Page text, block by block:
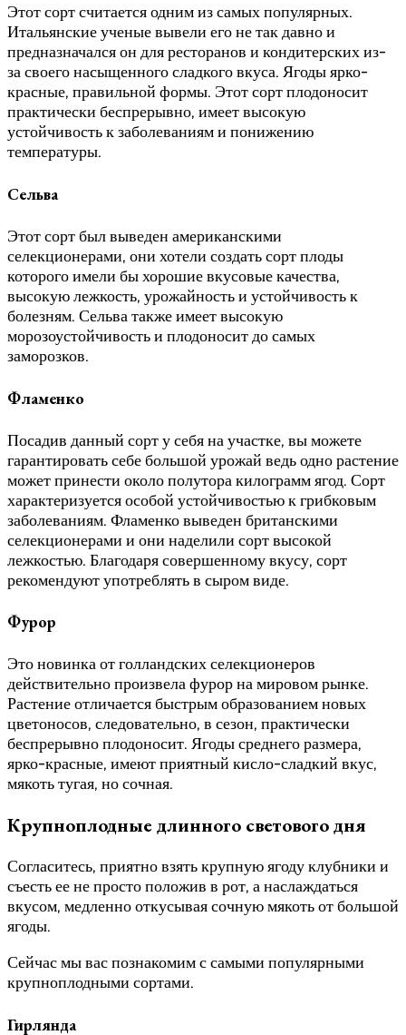
Этот сорт считается одним из самых популярных.
Итальянские ученые вывели его не так давно и
предназначался он для ресторанов и кондитерских из-
за своего насыщенного сладкого вкуса. Ягоды ярко-
красные, правильной формы. Этот сорт плодоносит
практически беспрерывно, имеет высокую
устойчивость к заболеваниям и понижению
температуры.
Сельва
Этот сорт был выведен американскими
селекционерами, они хотели создать сорт плоды
которого имели бы хорошие вкусовые качества,
высокую лежкость, урожайность и устойчивость к
болезням. Сельва также имеет высокую
морозоустойчивость и плодоносит до самых
заморозков.
Фламенко
Посадив данный сорт у себя на участке, вы можете
гарантировать себе большой урожай ведь одно растение
может принести около полутора килограмм ягод. Сорт
характеризуется особой устойчивостью к грибковым
заболеваниям. Фламенко выведен британскими
селекционерами и они наделили сорт высокой
лежкостью. Благодаря совершенному вкусу, сорт
рекомендуют употреблять в сыром виде.
Фурор
Это новинка от голландских селекционеров
действительно произвела фурор на мировом рынке.
Растение отличается быстрым образованием новых
цветоносов, следовательно, в сезон, практически
беспрерывно плодоносит. Ягоды среднего размера,
ярко-красные, имеют приятный кисло-сладкий вкус,
мякоть тугая, но сочная.
Крупноплодные длинного светового дня
Согласитесь, приятно взять крупную ягоду клубники и
съесть ее не просто положив в рот, а наслаждаться
вкусом, медленно откусывая сочную мякоть от большой
ягоды.
Сейчас мы вас познакомим с самыми популярными
крупноплодными сортами.
Гирлянда